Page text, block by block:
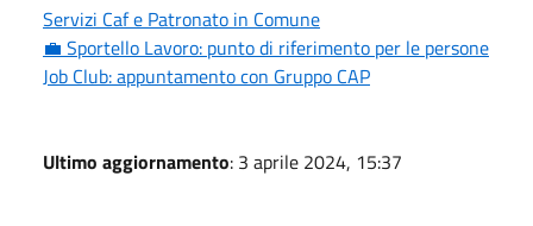
Servizi Caf e Patronato in Comune
💼 Sportello Lavoro: punto di riferimento per le persone
Job Club: appuntamento con Gruppo CAP
Ultimo aggiornamento: 3 aprile 2024, 15:37